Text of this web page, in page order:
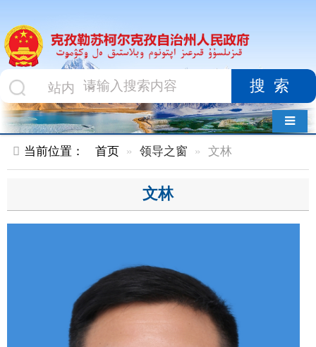
搜索
当前位置： 首页 领导之窗 文林